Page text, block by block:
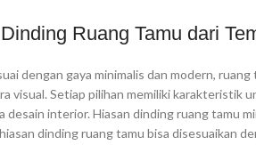
Ruang Tamu dari
dengan gaya minimalis dan modern,
visual. Setiap pilihan memiliki karakteristik
interior. Hiasan dinding ruang tamu
dinding ruang tamu bisa disesuaikan